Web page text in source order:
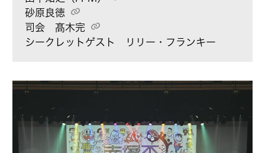
砂原良徳
司会 髙木完
シークレットゲスト リリー・フランキー